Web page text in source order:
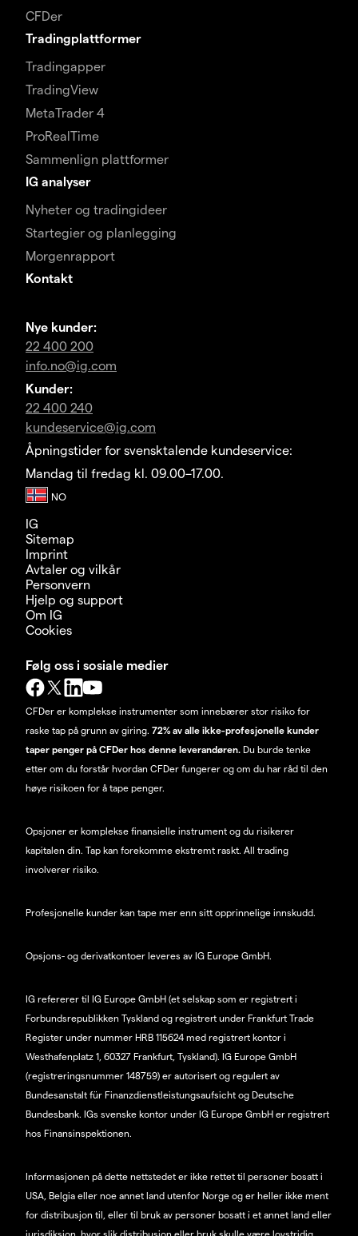
CFDer
Tradingplattformer
Tradingapper
TradingView
MetaTrader 4
ProRealTime
Sammenlign plattformer
IG analyser
Nyheter og tradingideer
Startegier og planlegging
Morgenrapport
Kontakt
Nye kunder:
22 400 200
info.no@ig.com
Kunder:
22 400 240
kundeservice@ig.com
Åpningstider for svensktalende kundeservice:
Mandag til fredag kl. 09.00–17.00.
IG
Sitemap
Imprint
Avtaler og vilkår
Personvern
Hjelp og support
Om IG
Cookies
Følg oss i sosiale medier
CFDer er komplekse instrumenter som innebærer stor risiko for
raske tap på grunn av giring. 72% av alle ikke-profesjonelle kunder
taper penger på CFDer hos denne leverandøren. Du burde tenke
etter om du forstår hvordan CFDer fungerer og om du har råd til den
høye risikoen for å tape penger.
Opsjoner er komplekse finansielle instrument og du risikerer
kapitalen din. Tap kan forekomme ekstremt raskt. All trading
involverer risiko.
Profesjonelle kunder kan tape mer enn sitt opprinnelige innskudd.
Opsjons- og derivatkontoer leveres av IG Europe GmbH.
IG refererer til IG Europe GmbH (et selskap som er registrert i
Forbundsrepublikken Tyskland og registrert under Frankfurt Trade
Register under nummer HRB 115624 med registrert kontor i
Westhafenplatz 1, 60327 Frankfurt, Tyskland). IG Europe GmbH
(registreringsnummer 148759) er autorisert og regulert av
Bundesanstalt für Finanzdienstleistungsaufsicht og Deutsche
Bundesbank. IGs svenske kontor under IG Europe GmbH er registrert
hos Finansinspektionen.
Informasjonen på dette nettstedet er ikke rettet til personer bosatt i
USA, Belgia eller noe annet land utenfor Norge og er heller ikke ment
for distribusjon til, eller til bruk av personer bosatt i et annet land eller